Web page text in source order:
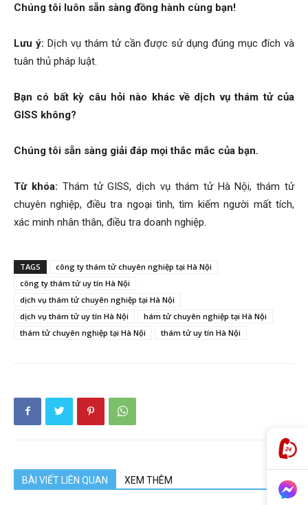
thám
giss,
cong
tham
Chúng tôi luôn sẵn sàng đồng hành cùng bạn!
Lưu ý: Dịch vụ thám tử cần được sử dụng đúng mục đích và
tuân thủ pháp luật.
Bạn có bất kỳ câu hỏi nào khác về dịch vụ thám tử của
GISS không?
Chúng tôi sẵn sàng giải đáp mọi thắc mắc của bạn.
Từ khóa: Thám tử GISS, dịch vụ thám tử Hà Nội, thám tử
chuyên nghiệp, điều tra ngoại tình, tìm kiếm người mất tích,
xác minh nhân thân, điều tra doanh nghiệp.
TAGS
công ty thám tử chuyên nghiệp tại Hà Nội
công ty thám tử uy tín Hà Nội
dịch vụ thám tử chuyên nghiệp tại Hà Nội
dịch vụ thám tử uy tín Hà Nội
hám tử chuyên nghiệp tại Hà Nội
thám tử chuyên nghiệp tại Hà Nội
thám tử uy tín Hà Nội
BÀI VIẾT LIÊN QUAN XEM THÊM